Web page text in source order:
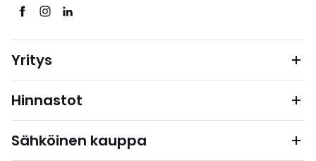
Yritys
Hinnastot
Sähköinen kauppa